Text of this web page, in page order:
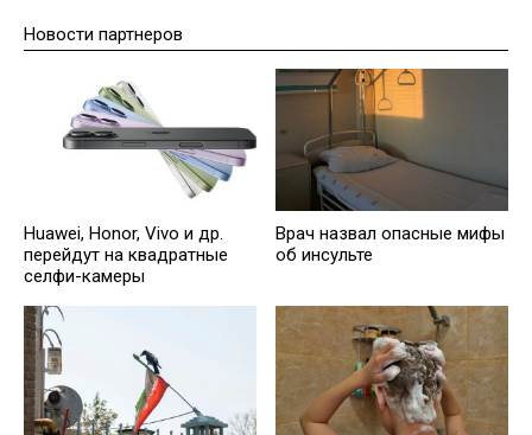
Новости партнеров
Huawei, Honor, Vivo и др.
перейдут на квадратные
селфи-камеры
Врач назвал опасные мифы
об инсульте